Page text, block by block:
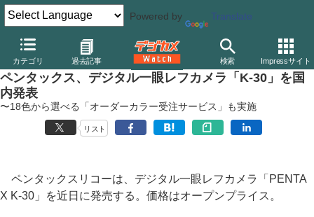
Powered by Translate
カテゴリ 過去記事 検索 Impressサイト
デジカメ Watch カメラ 一眼レフカメラ ペンタックス
ペンタックス、デジタル一眼レフカメラ「K-30」を国
内発表
〜18色から選べる「オーダーカラー受注サービス」も実施
リスト
ペンタックスリコーは、デジタル一眼レフカメラ「PENTA
X K-30」を近日に発売する。価格はオープンプライス。